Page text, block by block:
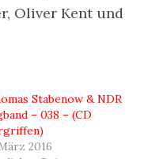
Oliver Kent und
Stabenow & NDR
– 038 – (CD
2016